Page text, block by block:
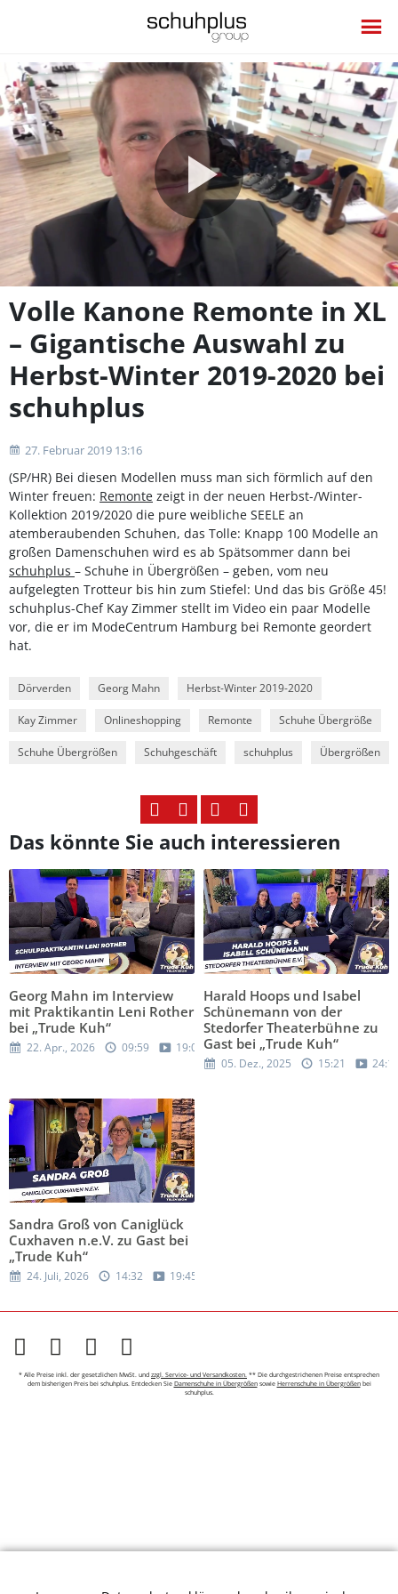
Video
Volle Kanone Remonte in XL
– Gigantische Auswahl zu
Herbst-Winter 2019-2020 bei
schuhplus
27. Februar 2019 13:16
(SP/HR) Bei diesen Modellen muss man sich förmlich auf den
Winter freuen: Remonte zeigt in der neuen Herbst-/Winter-
Kollektion 2019/2020 die pure weibliche SEELE an
atemberaubenden Schuhen, das Tolle: Knapp 100 Modelle an
großen Damenschuhen wird es ab Spätsommer dann bei
schuhplus – Schuhe in Übergrößen – geben, vom neu
aufgelegten Trotteur bis hin zum Stiefel: Und das bis Größe 45!
schuhplus-Chef Kay Zimmer stellt im Video ein paar Modelle
vor, die er im ModeCentrum Hamburg bei Remonte geordert
hat.
Dörverden Georg Mahn Herbst-Winter 2019-2020
Kay Zimmer Onlineshopping Remonte Schuhe Übergröße
Schuhe Übergrößen Schuhgeschäft schuhplus Übergrößen
Das könnte Sie auch interessieren
Georg Mahn im Interview
mit Praktikantin Leni Rother
bei „Trude Kuh“
22. Apr., 2026 09:59 19:05
Harald Hoops und Isabel
Schünemann von der
Stedorfer Theaterbühne zu
Gast bei „Trude Kuh“
05. Dez., 2025 15:21
Sandra Groß von Caniglück
Cuxhaven n.e.V. zu Gast bei
„Trude Kuh“
24. Juli, 2026 14:32 19:45
* Alle Preise inkl. der gesetzlichen MwSt. und zzgl. Service- und Versandkosten. ** Die durchgestrichenen Preise entsprechen
dem bisherigen Preis bei schuhplus. Entdecken Sie Damenschuhe in Übergrößensowie Herrenschuhe in Übergrößenbei
schuhplus.